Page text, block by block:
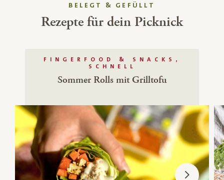
BELEGT & GEFÜLLT
Rezepte für dein Picknick
FINGERFOOD & SNACKS,
SCHNELL
Sommer Rolls mit Grilltofu